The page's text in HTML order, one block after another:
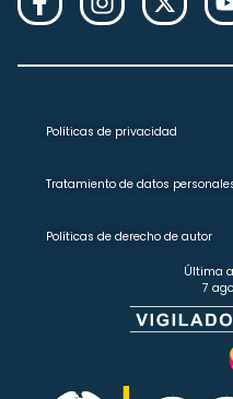
Políticas de privacidad
Tratamiento de datos
Políticas de derecho de autor
Última
7